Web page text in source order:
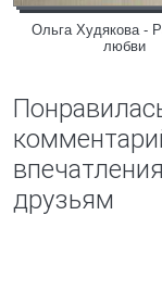
Ольга Худякова -
любви
друзьям